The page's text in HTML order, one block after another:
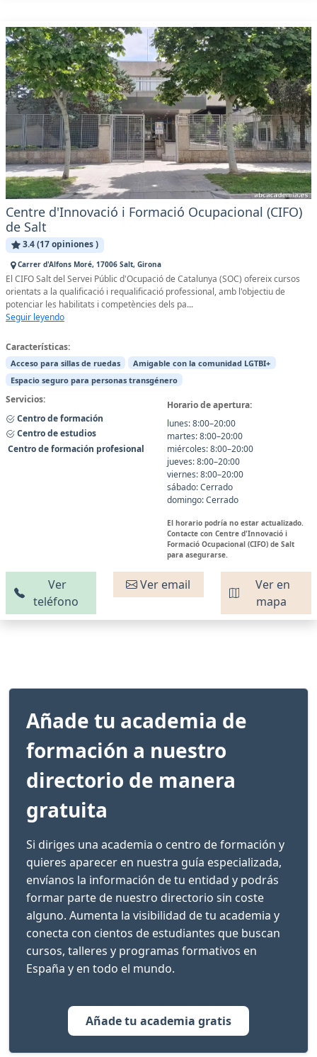
Centre d'Innovació i Formació Ocupacional (CIFO)
de Salt
3.4 (17 opiniones )
Carrer d'Alfons Moré, 17006 Salt, Girona
El CIFO Salt del Servei Públic d'Ocupació de Catalunya (SOC) ofereix cursos
orientats a la qualificació i requalificació professional, amb l'objectiu de
potenciar les habilitats i competències dels pa...
Seguir leyendo
Características:
Acceso para sillas de ruedas
Amigable con la comunidad LGTBI+
Espacio seguro para personas transgénero
Servicios:
Centro de formación
Centro de estudios
Centro de formación profesional
Horario de apertura:
lunes: 8:00–20:00
martes: 8:00–20:00
miércoles: 8:00–20:00
jueves: 8:00–20:00
viernes: 8:00–20:00
sábado: Cerrado
domingo: Cerrado
El horario podría no estar actualizado.
Contacte con Centre d'Innovació i
Formació Ocupacional (CIFO) de Salt
para asegurarse.
Ver
teléfono
Ver email
Ver en
mapa
Añade tu academia de
formación a nuestro
directorio de manera
gratuita
Si diriges una academia o centro de formación y
quieres aparecer en nuestra guía especializada,
envíanos la información de tu entidad y podrás
formar parte de nuestro directorio sin coste
alguno. Aumenta la visibilidad de tu academia y
conecta con cientos de estudiantes que buscan
cursos, talleres y programas formativos en
España y en todo el mundo.
Añade tu academia gratis